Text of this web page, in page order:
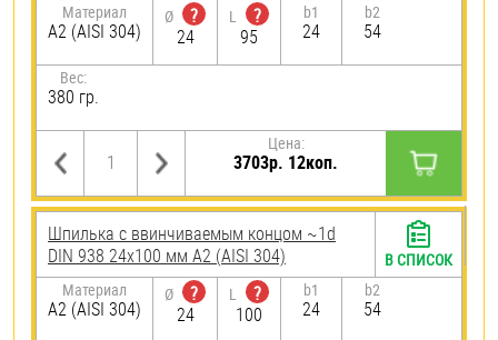
Материал
А2 (AISI 304)
Ø
?
24
L
?
95
b1
24
b2
54
Вес:
380 гр.
Цена:
3703р. 12коп.
Шпилька c ввинчиваемым концом ~1d
DIN 938 24х100 мм А2 (AISI 304)
Материал
А2 (AISI 304)
Ø
?
24
L
?
100
b1
24
b2
54
В СПИСОК